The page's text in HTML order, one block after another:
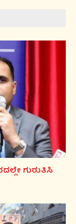
ಗುರುತಿಸಿ